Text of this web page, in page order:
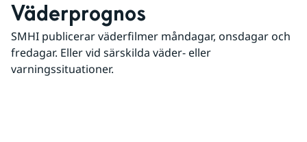
Väderprognos
SMHI publicerar väderfilmer måndagar, onsdagar och
fredagar. Eller vid särskilda väder- eller
varningssituationer.